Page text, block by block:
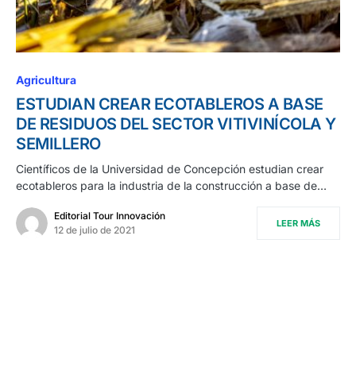
Agricultura
ESTUDIAN CREAR ECOTABLEROS A BASE
DE RESIDUOS DEL SECTOR VITIVINÍCOLA Y
SEMILLERO
Científicos de la Universidad de Concepción estudian crear
ecotableros para la industria de la construcción a base de…
Editorial Tour Innovación
12 de julio de 2021
LEER MÁS